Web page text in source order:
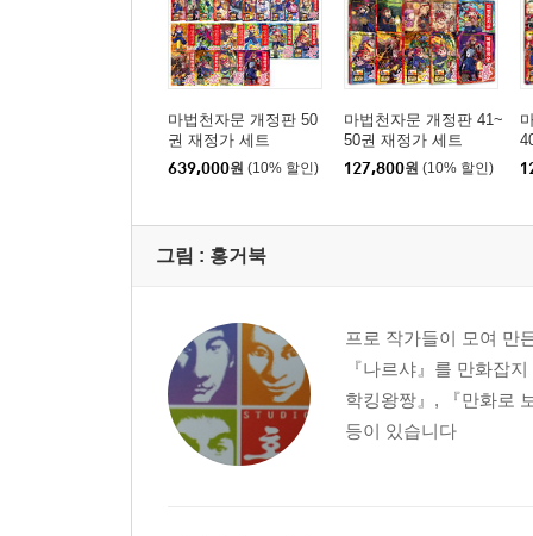
마법천자문 개정판 50
권 재정가 세트
639,000원 (10% 할인)
마법천자문 개정판 41~
50권 재정가 세트
127,800원 (10% 할인)
그림 : 홍거북
프로 작가들이 모여 만
『나르샤』를 만화잡
학킹왕짱』, 『만화로
등이 있습니다